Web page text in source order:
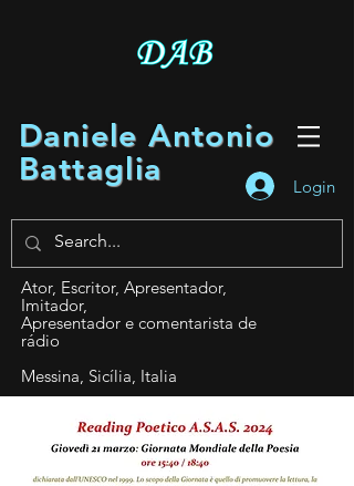
Daniele Antonio
Battaglia
Login
Ator, Escritor, Apresentador,
Imitador,
Apresentador e comentarista de
rádio
Messina, Sicília, Italia